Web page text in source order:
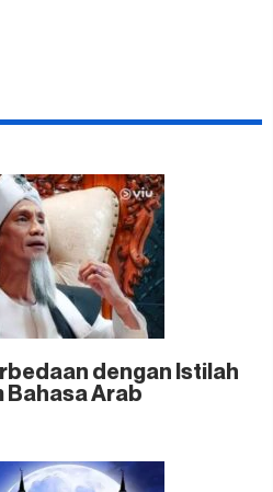
dengan Istilah
Bahasa Arab